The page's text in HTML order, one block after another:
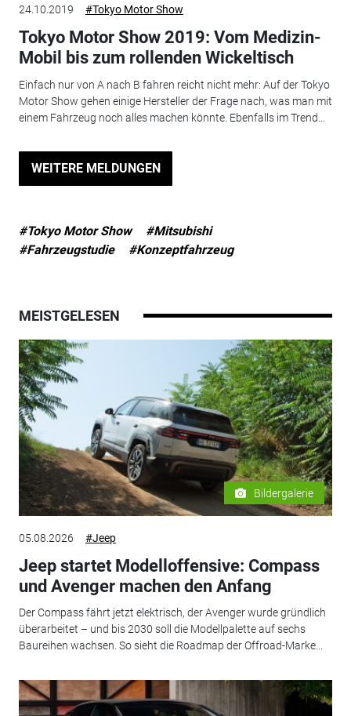
24.10.2019 #Tokyo Motor Show
Tokyo Motor Show 2019: Vom Medizin-
Mobil bis zum rollenden Wickeltisch
Einfach nur von A nach B fahren reicht nicht mehr: Auf der Tokyo
Motor Show gehen einige Hersteller der Frage nach, was man mit
einem Fahrzeug noch alles machen könnte. Ebenfalls im Trend...
WEITERE MELDUNGEN
#Tokyo Motor Show
#Mitsubishi
#Fahrzeugstudie
#Konzeptfahrzeug
MEISTGELESEN
Bildergalerie
05.08.2026 #Jeep
Jeep startet Modelloffensive: Compass
und Avenger machen den Anfang
Der Compass fährt jetzt elektrisch, der Avenger wurde gründlich
überarbeitet – und bis 2030 soll die Modellpalette auf sechs
Baureihen wachsen. So sieht die Roadmap der Offroad-Marke...